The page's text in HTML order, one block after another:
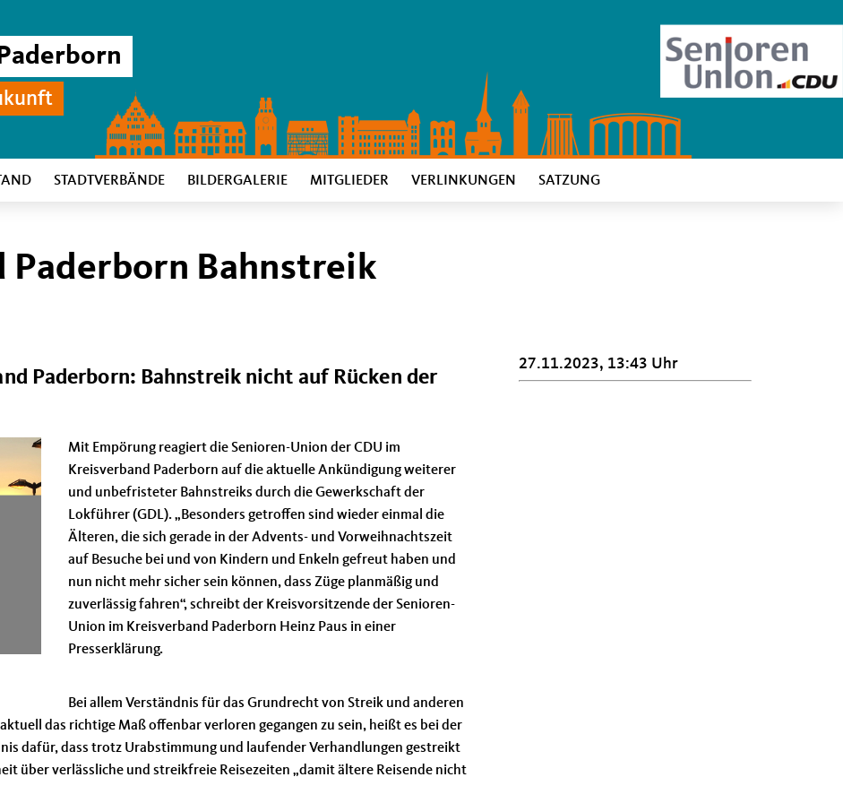
STADTVERBÄNDE BILDERGALERIE MITGLIEDER VERLINKUNGEN SATZUNG
Paderborn Bahnstreik
Paderborn: Bahnstreik nicht auf Rücken der
Mit Empörung reagiert die Senioren-Union der CDU im
Kreisverband Paderborn auf die aktuelle Ankündigung weiterer
und unbefristeter Bahnstreiks durch die Gewerkschaft der
Lokführer (GDL). „Besonders getroffen sind wieder einmal die
Älteren, die sich gerade in der Advents- und Vorweihnachtszeit
auf Besuche bei und von Kindern und Enkeln gefreut haben und
nun nicht mehr sicher sein können, dass Züge planmäßig und
zuverlässig fahren“, schreibt der Kreisvorsitzende der Senioren-
Union im Kreisverband Paderborn Heinz Paus in einer
Presserklärung.
Bei allem Verständnis für das Grundrecht von Streik und anderen
das richtige Maß offenbar verloren gegangen zu sein, heißt es bei der
dafür, dass trotz Urabstimmung und laufender Verhandlungen gestreikt
über verlässliche und streikfreie Reisezeiten „damit ältere Reisende nicht
27.11.2023, 13:43 Uhr